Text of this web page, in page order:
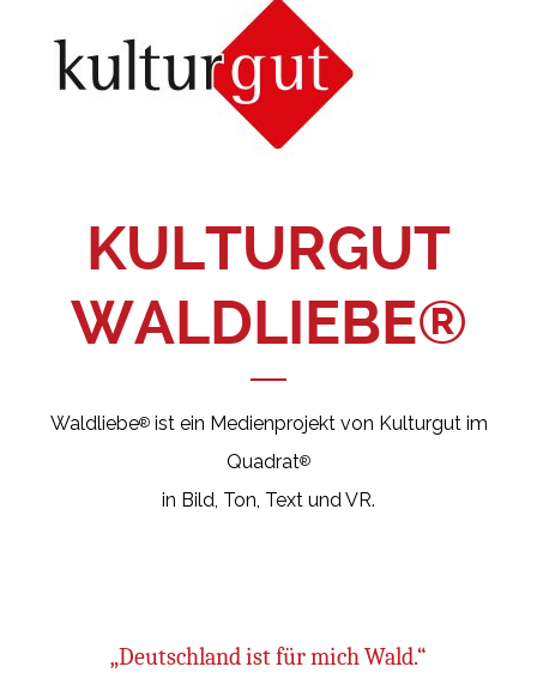
KULTURGUT
WALDLIEBE®
Waldliebe®ist ein Medienprojekt von Kulturgut im
Quadrat®
in Bild, Ton, Text und VR.
„Deutschland ist für mich Wald.“